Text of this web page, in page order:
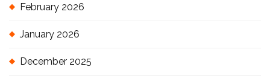
February 2026
January 2026
December 2025